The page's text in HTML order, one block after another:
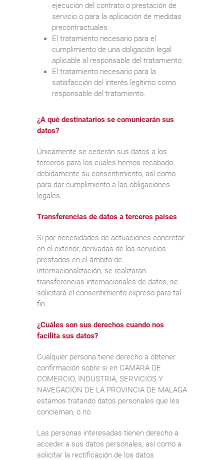
ejecución del contrato o prestación de
servicio o para la aplicación de medidas
precontractuales.
El tratamiento necesario para el
cumplimiento de una obligación legal
aplicable al responsable del tratamiento.
El tratamiento necesario para la
satisfacción del interés legítimo como
responsable del tratamiento.
¿A qué destinatarios se comunicarán sus
datos?
Únicamente se cederán sus datos a los
terceros para los cuales hemos recabado
debidamente su consentimiento, así como
para dar cumplimiento a las obligaciones
legales.
Transferencias de datos a terceros países
Si por necesidades de actuaciones concretar
en el exterior, derivadas de los servicios
prestados en el ámbito de
internacionalización, se realizaran
transferencias internacionales de datos, se
solicitará el consentimiento expreso para tal
fin.
¿Cuáles son sus derechos cuando nos
facilita sus datos?
Cualquier persona tiene derecho a obtener
confirmación sobre si en CAMARA DE
COMERCIO, INDUSTRIA, SERVICIOS Y
NAVEGACION DE LA PROVINCIA DE MALAGA
estamos tratando datos personales que les
conciernan, o no.
Las personas interesadas tienen derecho a
acceder a sus datos personales, así como a
solicitar la rectificación de los datos